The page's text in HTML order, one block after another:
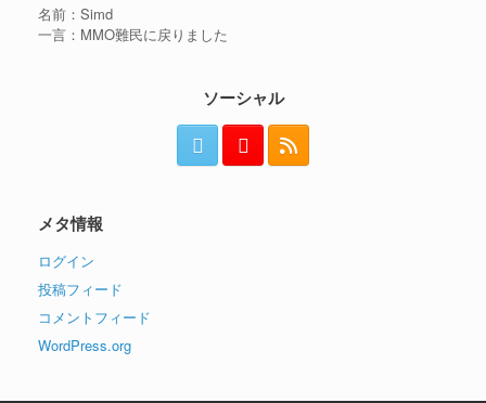
名前：Simd
一言：MMO難民に戻りました
ソーシャル
メタ情報
ログイン
投稿フィード
コメントフィード
WordPress.org